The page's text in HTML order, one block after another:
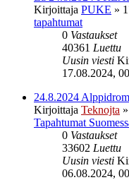
Kirjoittaja PUKE »
tapahtumat
0 Vastaukset
40361 Luettu
Uusin viesti
17.08.2024,
24.8.2024
Kirjoittaja Teknojta »
Tapahtumat
0 Vastaukset
33602 Luettu
Uusin viesti
06.08.2024,